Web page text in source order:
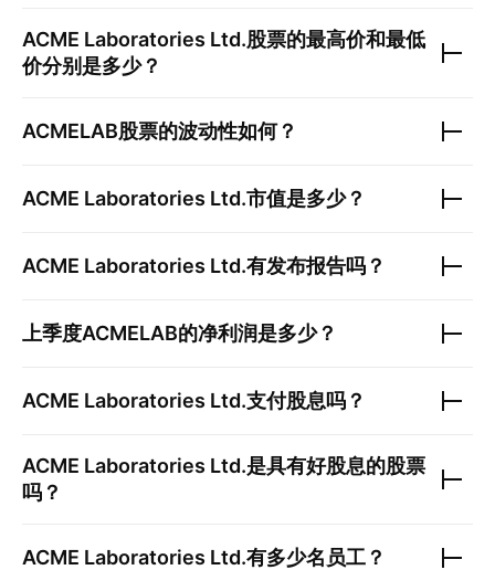
ACME Laboratories Ltd.股票的最高价和最低
价分别是多少？
ACMELAB股票的波动性如何？
ACME Laboratories Ltd.市值是多少？
ACME Laboratories Ltd.有发布报告吗？
上季度ACMELAB的净利润是多少？
ACME Laboratories Ltd.支付股息吗？
ACME Laboratories Ltd.是具有好股息的股票
吗？
ACME Laboratories Ltd.有多少名员工？